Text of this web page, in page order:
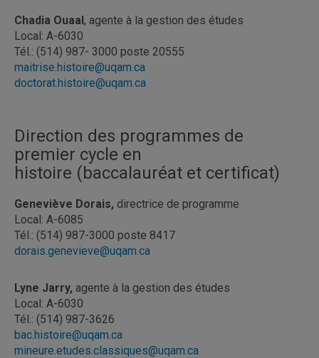
Chadia Ouaal, agente à la gestion des études
Local: A-6030
Tél.: (514) 987- 3000 poste 20555
maitrise.histoire@uqam.ca
doctorat.histoire@uqam.ca
Direction des programmes de
premier cycle en
histoire (baccalauréat et certificat)
Geneviève Dorais, directrice de programme
Local: A-6085
Tél.: (514) 987-3000 poste 8417
dorais.genevieve@uqam.ca
Lyne Jarry, agente à la gestion des études
Local: A-6030
Tél.: (514) 987-3626
bac.histoire@uqam.ca
mineure.etudes.classiques@uqam.ca